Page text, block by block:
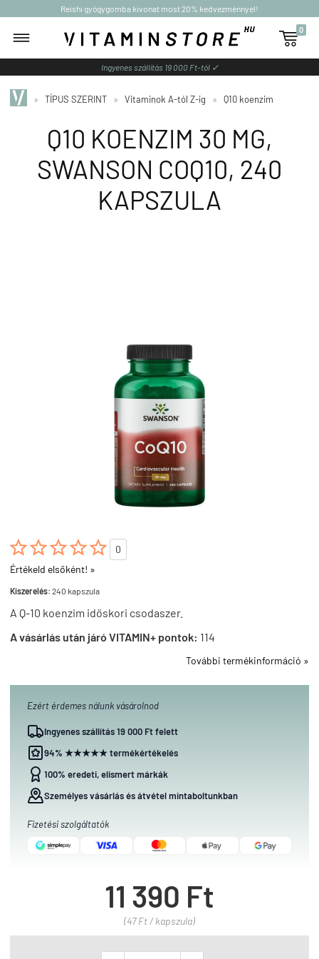
Reishi gyógygomba kivonat most 20% kedvezménnyel!

0
Ingyenes szállítás 19 000 Ft-tól ✓
» TÍPUS SZERINT » Vitaminok A-tól Z-ig » Q10 koenzim
Q10 KOENZIM 30 MG,
SWANSON COQ10, 240
KAPSZULA

0
Értékeld elsőként! »
Kiszerelés: 240 kapszula
A Q-10 koenzim időskori csodaszer.
A vásárlás után járó VITAMIN+ pontok: 114
További termékinformáció »
Ezért érdemes nálunk vásárolnod
Ingyenes szállítás 19 000 Ft felett
94% ★★★★★ termékértékelés
100% eredeti, elismert márkák
Személyes vásárlás és átvétel mintaboltunkban
Fizetési szolgáltatók
11 390 Ft
(47 Ft / kapszula)